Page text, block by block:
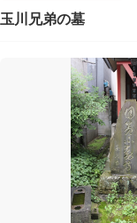
玉川兄弟の墓